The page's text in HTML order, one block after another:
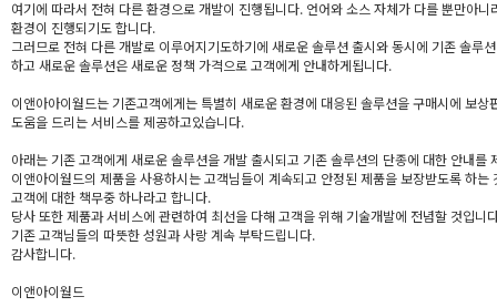
여기에 따라서 전혀 다른 환경으로 개발이 진행됩니다. 언어와 소스 자체가 다를 뿐만아니
환경이 진행되기도 합니다.
그러므로 전혀 다른 개발로 이루어지기도하기에 새로운 솔루션 출시와 동시에 기존 솔루
하고 새로운 솔루션은 새로운 정책 가격으로 고객에게 안내하게됩니다.
이앤아아이월드는 기존고객에게는 특별히 새로운 환경에 대응된 솔루션을 구매시에 보상
도움을 드리는 서비스를 제공하고있습니다.
아래는 기존 고객에게 새로운 솔루션을 개발 출시되고 기존 솔루션의 단종에 대한 안내를
이앤아이월드의 제품을 사용하시는 고객님들이 계속되고 안정된 제품을 보장받도록 하는
고객에 대한 책무중 하나라고 합니다.
당사 또한 제품과 서비스에 관련하여 최선을 다해 고객을 위해 기술개발에 전념할 것입니
기존 고객님들의 따뜻한 성원과 사랑 계속 부탁드립니다.
감사합니다.
이앤아이월드